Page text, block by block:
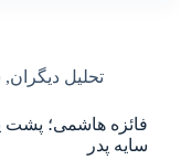
تحلیل دیگران,
فائزه هاشمی؛ پشت
سایه پدر